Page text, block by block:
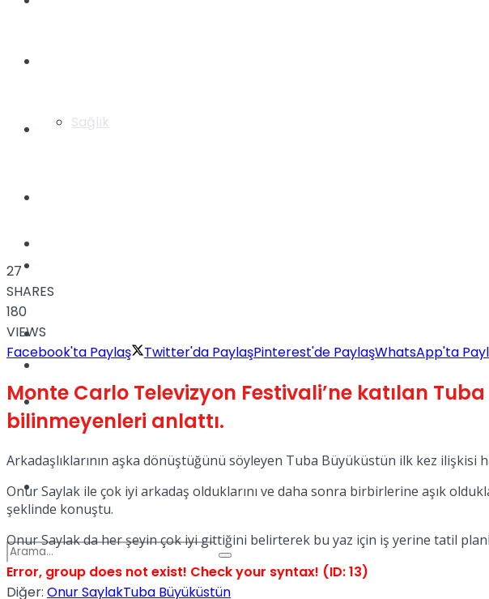
Sağlık
Dünya
Müzik
Spor
Podcast
27
SHARES
180
VIEWS
Facebook'ta Paylaş
Twitter'da PaylaşPinterest'de PaylaşWhatsApp'ta
Monte Carlo Televizyon Festivali’ne katılan
bilinmeyenleri anlattı.
Arkadaşlıklarının aşka dönüştüğünü söyleyen Tuba Büyüküstün ilk kez ilişkisi
Onur Saylak ile çok iyi arkadaş olduklarını ve daha sonra birbirlerine aşık
şeklinde konuştu.
Onur Saylak da her şeyin çok iyi gittiğini belirterek bu yaz için iş yerine tatil
Error, group does not exist! Check your syntax! (ID: 13)
Diğer: Onur SaylakTuba Büyüküstün